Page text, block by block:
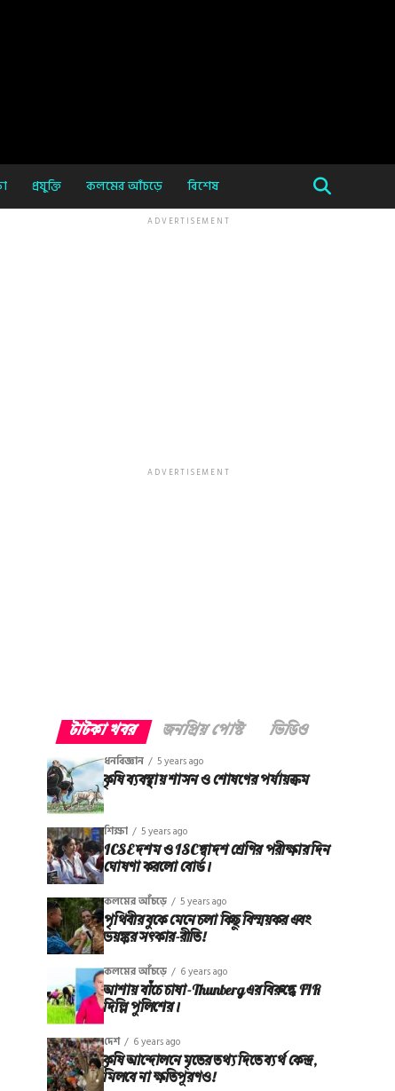
প্রযুক্তি কলমের আঁচড়ে বিশেষ
ADVERTISEMENT
ADVERTISEMENT
টাটকা খবর জনপ্রিয় পোস্ট ভিডিও
ধনবিজ্ঞান 5 years ago
কৃষি ব্যবস্থায় শাসন ও শোষণের পর্যায়ক্রম
শিক্ষা 5 years ago
ICSE দশম ও ISC দ্বাদশ শ্রেণির পরীক্ষার দিন
ঘোষণা করলো বোর্ড।
কলমের আঁচড়ে 5 years ago
পৃথিবীর বুকে মেনে চলা কিছু বিস্ময়কর এবং
ভয়ঙ্কর সত্‍কার-রীতি!
কলমের আঁচড়ে 6 years ago
আশায় বাঁচে চাষা-Thunberg এর বিরুদ্ধে FIR
দিল্লি পুলিশের।
দেশ 6 years ago
কৃষি আন্দোলনে মৃতের তথ‌্য দিতে ব্যর্থ কেন্দ্র,
মিলবে না ক্ষতিপূরণও!